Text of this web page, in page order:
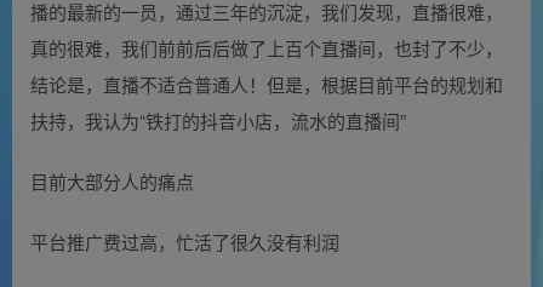
播的最新的一员，通过三年的沉淀，我们发现，直播很难，
真的很难，我们前前后后做了上百个直播间，也封了不少，
结论是，直播不适合普通人！但是，根据目前平台的规划和
扶持，我认为“铁打的抖音小店，流水的直播间”
目前大部分人的痛点
平台推广费过高，忙活了很久没有利润